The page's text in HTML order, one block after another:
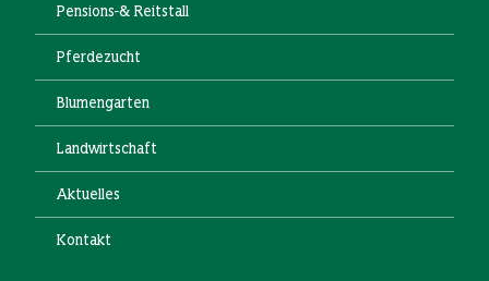
Pensions-& Reitstall
Pferdezucht
Blumengarten
Landwirtschaft
Aktuelles
Kontakt